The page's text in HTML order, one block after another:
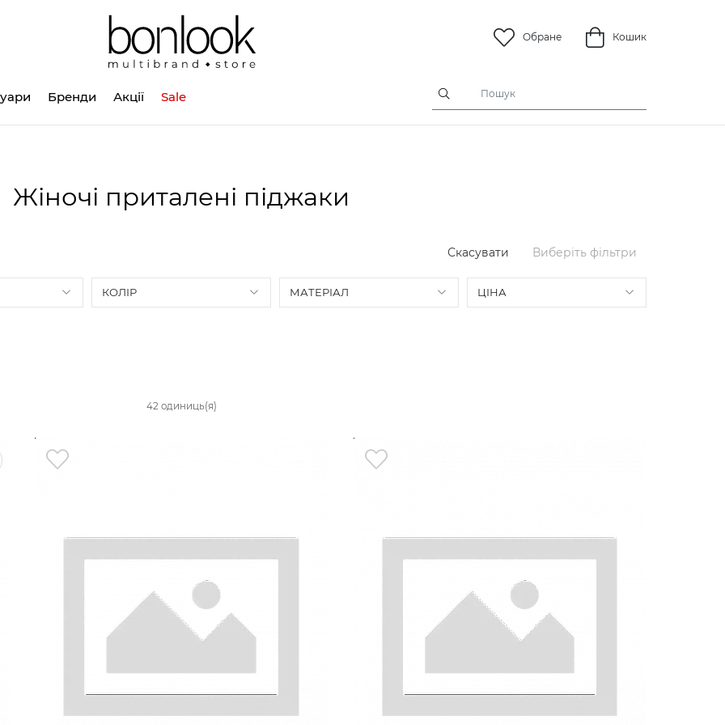
Обране Кошик
Бренди Акції Sale
Жіночі приталені піджаки
Скасувати Виберіть фільтри
КОЛІР МАТЕРІАЛ ЦІНА
42 одиниць(я)